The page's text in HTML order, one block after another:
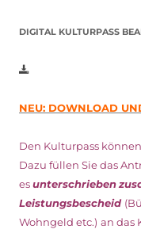
DIGITAL KULTURPASS
NEU: DOWNLOAD
Den Kulturpass
Dazu füllen Sie das
esunterschrieben
Leistungsbescheid
Wohngeld etc.) an das